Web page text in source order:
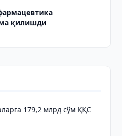
қилишди
179,2 млрд сўм ҚҚС